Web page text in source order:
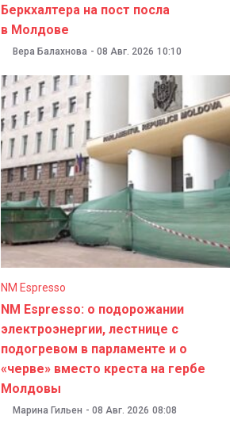
Беркхалтера на пост посла
в Молдове
Вера Балахнова - 08 Авг. 2026 10:10
NM Espresso
NM Espresso: о подорожании
электроэнергии, лестнице с
подогревом в парламенте и о
«черве» вместо креста на гербе
Молдовы
Марина Гильен - 08 Авг. 2026 08:08